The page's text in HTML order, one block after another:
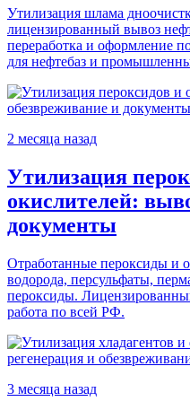
Утилизация шлама
лицензированный вывоз
переработка и оформление
для нефтебаз и
2 месяца назад
Утилизация
окислителей:
документы
Отработанные пероксиды и
водорода, персульфаты,
пероксиды.
работа по всей РФ.
3 месяца назад